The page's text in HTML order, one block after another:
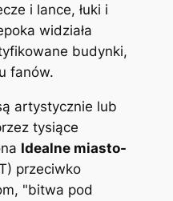
i lance, łuki i
widziała
budynki,
fanów.
artystycznie lub
tysiące
Idealne miasto-
przeciwko
"bitwa pod